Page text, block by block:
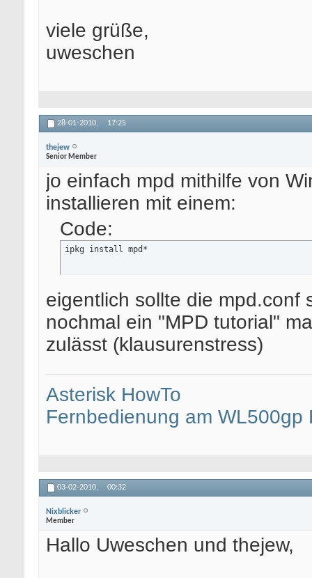
viele grüße,
uweschen
28-01-2010, 17:25
thejew
Senior Member
jo einfach mpd mithilfe von
installieren mit einem:
Code:
ipkg install mpd*
eigentlich sollte die mpd.conf
nochmal ein "MPD tutorial"
zulässt (klausurenstress)
Asterisk HowTo
Fernbedienung am WL500gp
03-02-2010, 00:32
Nixblicker
Member
Hallo Uweschen und thejew,